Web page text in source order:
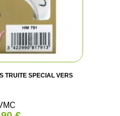
TRUITE SPECIAL VERS